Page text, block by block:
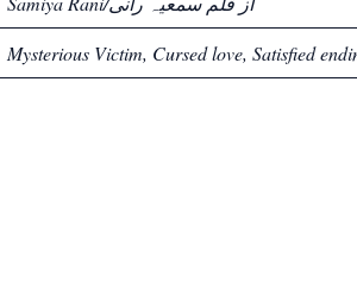
Mysterious Victim, Cursed love, Satisfied